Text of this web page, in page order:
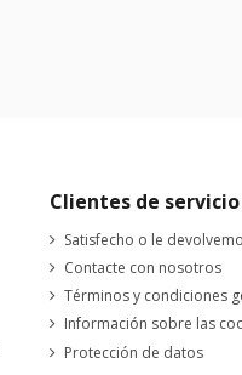
Clientes de servicio
Satisfecho o le
Contacte con nosotros
Términos y condiciones
Información sobre las
Protección de datos